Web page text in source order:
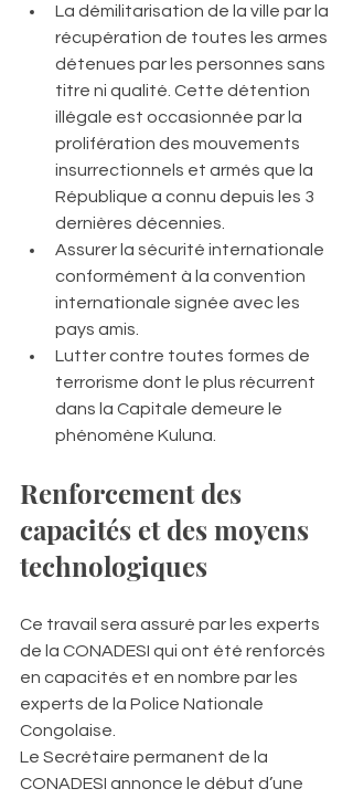
La démilitarisation de la ville par la
récupération de toutes les armes
détenues par les personnes sans
titre ni qualité. Cette détention
illégale est occasionnée par la
prolifération des mouvements
insurrectionnels et armés que la
République a connu depuis les 3
dernières décennies.
Assurer la sécurité internationale
conformément à la convention
internationale signée avec les
pays amis.
Lutter contre toutes formes de
terrorisme dont le plus récurrent
dans la Capitale demeure le
phénomène Kuluna.
Renforcement des
capacités et des moyens
technologiques
Ce travail sera assuré par les experts
de la CONADESI qui ont été renforcés
en capacités et en nombre par les
experts de la Police Nationale
Congolaise.
Le Secrétaire permanent de la
CONADESI annonce le début d’une